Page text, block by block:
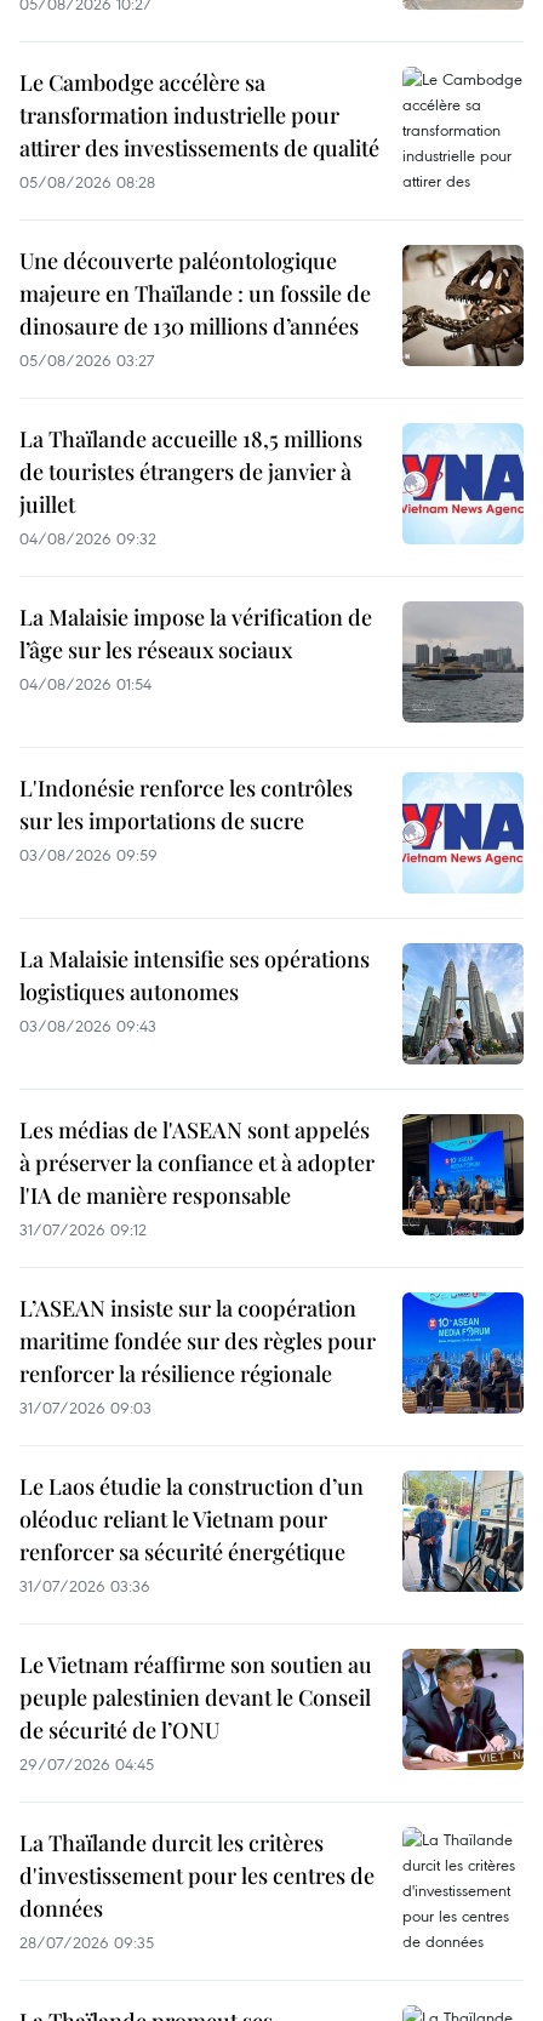
Le Cambodge accélère sa
transformation industrielle pour
attirer des investissements de qualité
05/08/2026 08:28
Une découverte paléontologique
majeure en Thaïlande : un fossile de
dinosaure de 130 millions d’années
05/08/2026 03:27
La Thaïlande accueille 18,5 millions
de touristes étrangers de janvier à
juillet
04/08/2026 09:32
La Malaisie impose la vérification de
l’âge sur les réseaux sociaux
04/08/2026 01:54
L'Indonésie renforce les contrôles
sur les importations de sucre
03/08/2026 09:59
La Malaisie intensifie ses opérations
logistiques autonomes
03/08/2026 09:43
Les médias de l'ASEAN sont appelés
à préserver la confiance et à adopter
l'IA de manière responsable
31/07/2026 09:12
L’ASEAN insiste sur la coopération
maritime fondée sur des règles pour
renforcer la résilience régionale
31/07/2026 09:03
Le Laos étudie la construction d’un
oléoduc reliant le Vietnam pour
renforcer sa sécurité énergétique
31/07/2026 03:36
Le Vietnam réaffirme son soutien au
peuple palestinien devant le Conseil
de sécurité de l’ONU
29/07/2026 04:45
La Thaïlande durcit les critères
d'investissement pour les centres de
données
28/07/2026 09:35